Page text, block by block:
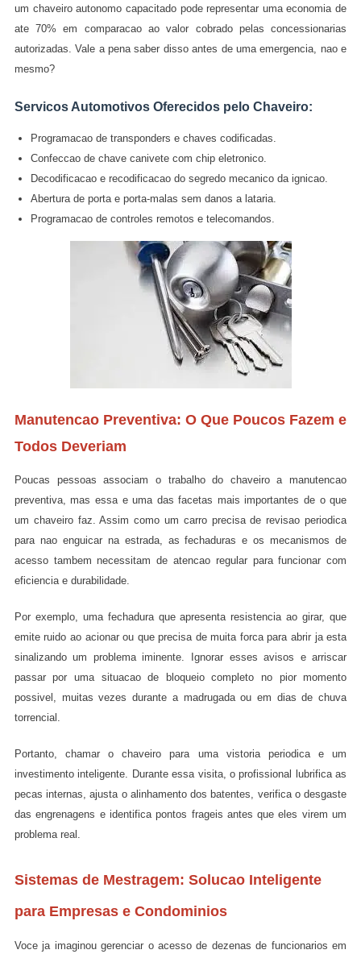
um chaveiro autonomo capacitado pode representar uma economia de
ate 70% em comparacao ao valor cobrado pelas concessionarias
autorizadas. Vale a pena saber disso antes de uma emergencia, nao e
mesmo?
Servicos Automotivos Oferecidos pelo Chaveiro:
Programacao de transponders e chaves codificadas.
Confeccao de chave canivete com chip eletronico.
Decodificacao e recodificacao do segredo mecanico da ignicao.
Abertura de porta e porta-malas sem danos a lataria.
Programacao de controles remotos e telecomandos.
Manutencao Preventiva: O Que Poucos Fazem e
Todos Deveriam
Poucas pessoas associam o trabalho do chaveiro a manutencao
preventiva, mas essa e uma das facetas mais importantes de o que
um chaveiro faz. Assim como um carro precisa de revisao periodica
para nao enguicar na estrada, as fechaduras e os mecanismos de
acesso tambem necessitam de atencao regular para funcionar com
eficiencia e durabilidade.
Por exemplo, uma fechadura que apresenta resistencia ao girar, que
emite ruido ao acionar ou que precisa de muita forca para abrir ja esta
sinalizando um problema iminente. Ignorar esses avisos e arriscar
passar por uma situacao de bloqueio completo no pior momento
possivel, muitas vezes durante a madrugada ou em dias de chuva
torrencial.
Portanto, chamar o chaveiro para uma vistoria periodica e um
investimento inteligente. Durante essa visita, o profissional lubrifica as
pecas internas, ajusta o alinhamento dos batentes, verifica o desgaste
das engrenagens e identifica pontos frageis antes que eles virem um
problema real.
Sistemas de Mestragem: Solucao Inteligente
para Empresas e Condominios
Voce ja imaginou gerenciar o acesso de dezenas de funcionarios em